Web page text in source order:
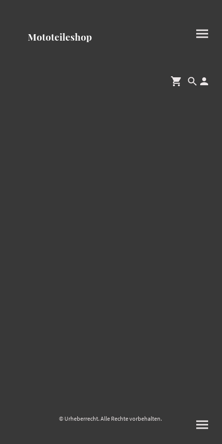
Mototeileshop
© Urheberrecht. Alle Rechte vorbehalten.